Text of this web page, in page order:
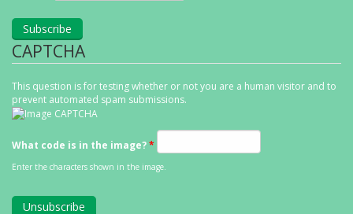
CAPTCHA
This question is for testing whether or not you are a human visitor and to
prevent automated spam submissions.
What code is in the image?*
Enter the characters shown in the image.